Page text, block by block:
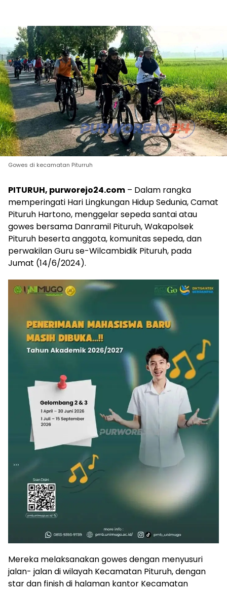
Gowes di kecamatan Piturruh
PITURUH, purworejo24.com – Dalam rangka
memperingati Hari Lingkungan Hidup Sedunia, Camat
Pituruh Hartono, menggelar sepeda santai atau
gowes bersama Danramil Pituruh, Wakapolsek
Pituruh beserta anggota, komunitas sepeda, dan
perwakilan Guru se-Wilcambidik Pituruh, pada
Jumat (14/6/2024).
Mereka melaksanakan gowes dengan menyusuri
jalan- jalan di wilayah Kecamatan Pituruh, dengan
star dan finish di halaman kantor Kecamatan